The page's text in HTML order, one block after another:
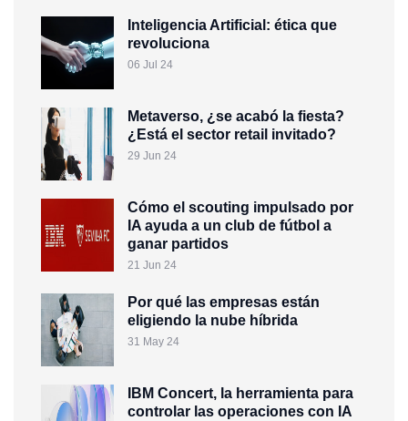
Inteligencia Artificial: ética que
revoluciona
06 Jul 24
Metaverso, ¿se acabó la fiesta?
¿Está el sector retail invitado?
29 Jun 24
Cómo el scouting impulsado por
IA ayuda a un club de fútbol a
ganar partidos
21 Jun 24
Por qué las empresas están
eligiendo la nube híbrida
31 May 24
IBM Concert, la herramienta para
controlar las operaciones con IA